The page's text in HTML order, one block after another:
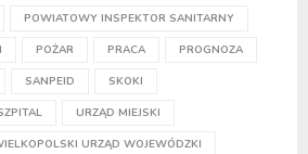
POWIATOWY INSPEKTOR SANITARNY
POŻAR PRACA PROGNOZA
SANPEID SKOKI
URZĄD MIEJSKI
URZĄD WOJEWÓDZKI